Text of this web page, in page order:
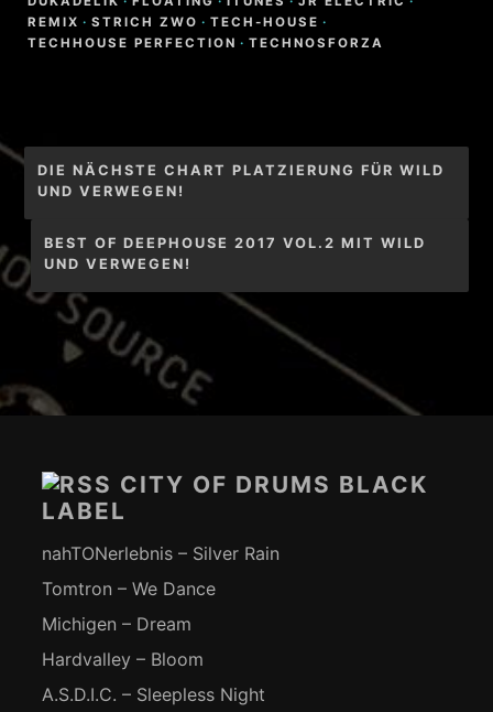
REMIX · STRICH ZWO · TECH-HOUSE ·
TECHHOUSE PERFECTION · TECHNOSFORZA
Beitragsnavigation
DIE NÄCHSTE CHART PLATZIERUNG FÜR WILD
UND VERWEGEN!
BEST OF DEEPHOUSE 2017 VOL.2 MIT WILD
UND VERWEGEN!
CITY OF DRUMS BLACK
LABEL
nahTONerlebnis – Silver Rain
Tomtron – We Dance
Michigen – Dream
Hardvalley – Bloom
A.S.D.I.C. – Sleepless Night